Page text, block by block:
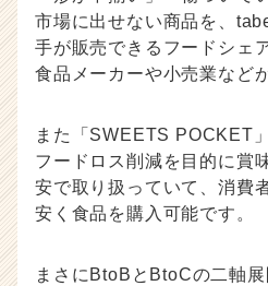
市場に出せない商品を、
手が販売できるフードシェ
食品メーカーや小売業など
また「SWEETS POCKET
フードロス削減を目的に賞
安で取り扱っていて、消費
安く食品を購入可能です。
まさにBtoBとBtoCの二軸